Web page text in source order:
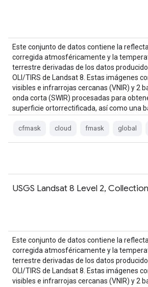
Este conjunto de datos contiene la
corregida atmosféricamente y la
terrestre derivadas de los datos
OLI/TIRS de Landsat 8. Estas imágenes
visibles e infrarrojas cercanas (VNIR) y 2
onda corta (SWIR) procesadas para
superficie ortorrectificada, así como una
cfmask cloud fmask global
USGS Landsat 8 Level 2,
Este conjunto de datos contiene la
corregida atmosféricamente y la
terrestre derivadas de los datos
OLI/TIRS de Landsat 8. Estas imágenes
visibles e infrarrojas cercanas (VNIR) y 2